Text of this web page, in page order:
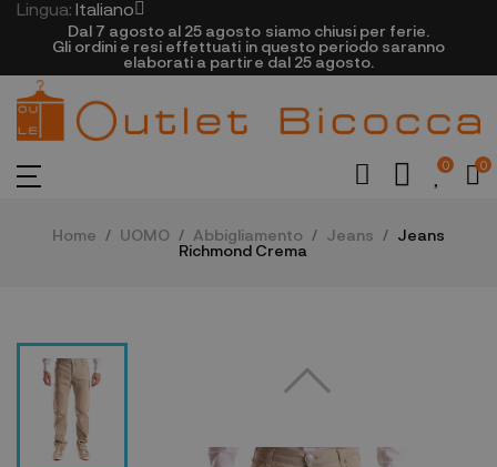
Lingua: Italiano
Dal 7 agosto al 25 agosto siamo chiusi per ferie.
Gli ordini e resi effettuati in questo periodo saranno
elaborati a partire dal 25 agosto.
0 0
Home UOMO Abbigliamento Jeans
Jeans
Richmond Crema